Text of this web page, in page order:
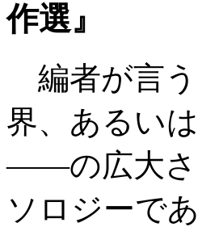
作選』
編者が言
界、あるい
――の広大さ
ソロジーであ